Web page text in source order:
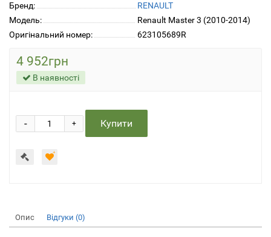
Бренд:
RENAULT
Модель:
Renault Master 3 (2010-2014)
Оригінальний номер:
623105689R
4 952грн
В наявності
+
- Купити
Опис Відгуки (0)